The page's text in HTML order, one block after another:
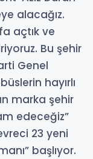
alacağız.
açtık ve
Bu şehir
Genel
hayırlı
marka şehir
edeceğiz”
23 yeni
başlıyor.